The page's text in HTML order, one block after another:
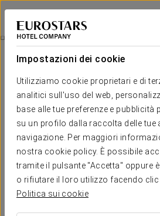
Impostazioni dei cookie
Utilizziamo cookie proprietari e di
analitici sull'uso del web,
base alle tue preferenze e pubblicità
su un profilo dalla raccolta delle tue
navigazione. Per maggiori
nostra cookie policy. È possibile
tramite il pulsante "Accetta" oppure
o rifiutare il loro utilizzo facendo clic
Politica sui cookie
Exe Suites Reforma
CITTÀ DEL MESSICO, CDMX
Esperienza Business
35 $
Esperienza Business